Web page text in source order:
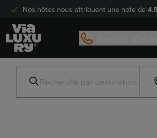
Nos hôtes nous attribuent une note de